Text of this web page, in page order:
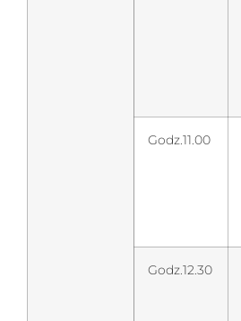
Godz.11.00
Godz.12.30